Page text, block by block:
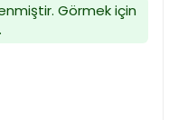
Görmek için
.